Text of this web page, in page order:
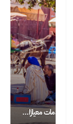
بين أمجاد